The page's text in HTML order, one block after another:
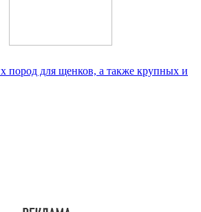
пород для щенков, а также крупных и